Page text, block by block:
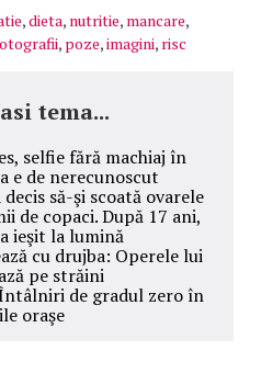
,dieta, nutritie, mancare,
, poze,imagini, risc
tema...
selfie fără machiaj în
e de nerecunoscut
să-şi scoată ovarele
de copaci. După 17 ani,
ieşit la lumină
cu drujba: Operele lui
pe străini
de gradul zero în
oraşe